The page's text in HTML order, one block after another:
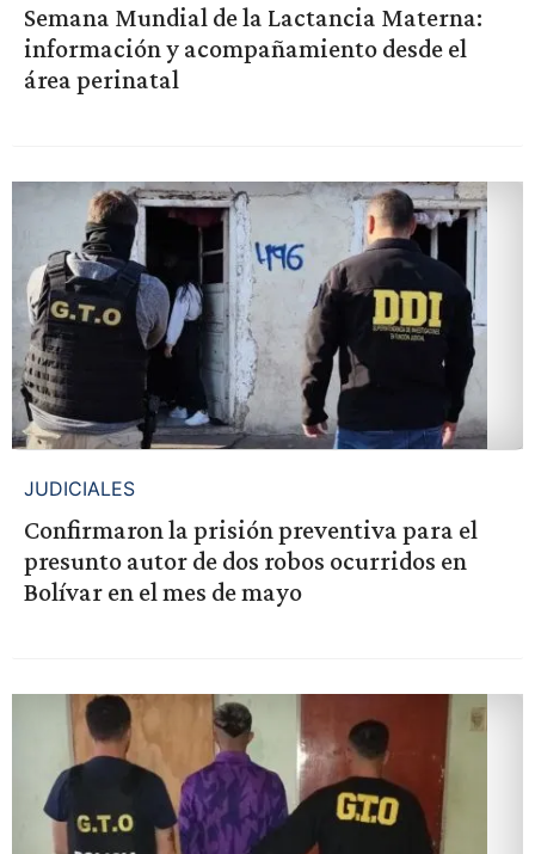
Semana Mundial de la Lactancia Materna:
información y acompañamiento desde el
área perinatal
JUDICIALES
Confirmaron la prisión preventiva para el
presunto autor de dos robos ocurridos en
Bolívar en el mes de mayo